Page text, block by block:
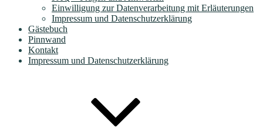
Einwilligung zur Datenverarbeitung mit Erläuterungen
Impressum und Datenschutzerklärung
Gästebuch
Pinnwand
Kontakt
Impressum und Datenschutzerklärung